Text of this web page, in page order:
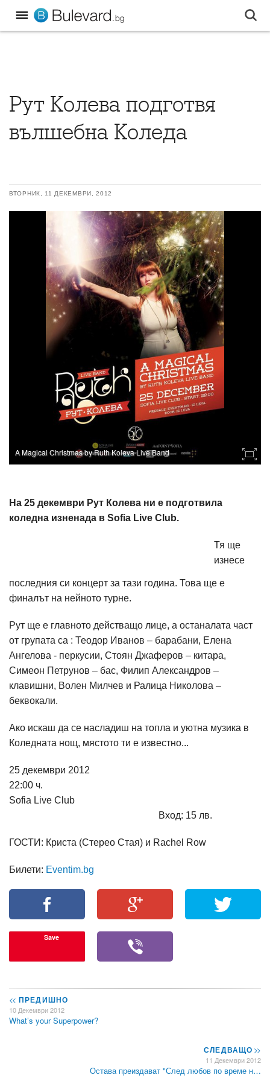
Рут Колева подготвя
вълшебна Коледа
ВТОРНИК, 11 ДЕКЕМВРИ, 2012
A Magical Christmas by Ruth Koleva Live Band
На 25 декември Рут Колева ни е подготвила
коледна изненада в Sofia Live Club.
Тя ще
изнесе
последния си концерт за тази година. Това ще е
финалът на нейното турне.
Рут ще е главното действащо лице, а останалата част
от групата са : Теодор Иванов – барабани, Елена
Ангелова - перкусии, Стоян Джаферов – китара,
Симеон Петрунов – бас, Филип Александров –
клавишни, Волен Милчев и Ралица Николова –
беквокали.
Ако искаш да се насладиш на топла и уютна музика в
Коледната нощ, мястото ти е известно...
25 декември 2012
22:00 ч.
Sofia Live Club
Вход: 15 лв.
ГОСТИ: Криста (Стерео Стая) и Rachel Row
Билети: Eventim.bg
Save
<< ПРЕДИШНО
10 Декември 2012
What’s your Superpower?
СЛЕДВАЩО>>
11 Декември 2012
Остава преиздават "След любов по време н…